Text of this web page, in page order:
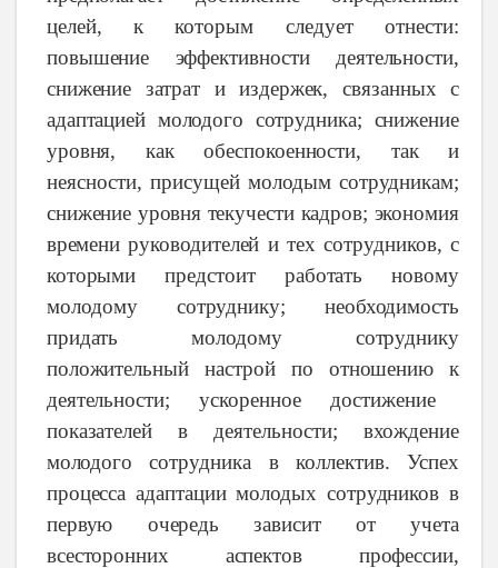
целей, к которым следует отнести:
повышение эффективности
деятельности,
снижение
затрат и издержек, связанных с
адаптацией молодого сотрудника; снижение
уровня, какобеспокоенности, так и
неясности,присущей молодым сотрудникам;
снижение уровня текучести кадров; экономия
времени руководителей и техсотрудников, с
которыми
предстоит работать
новому
молодому сотруднику; необходимость
придать
молодому
сотруднику
положительный
настрой по отношениюк
деятельности; ускоренное
достижение
показателей в деятельности; вхождение
молодого
сотрудника вколлектив. Успех
процесса адаптации молодых сотрудников в
первую очередь зависит от учета
всесторонних аспектов профессии,